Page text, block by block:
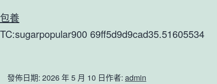
包養
TC:sugarpopular900 69ff5d9d9cad35.51605534
發佈日期: 2026 年 5 月 10 日作者: admin